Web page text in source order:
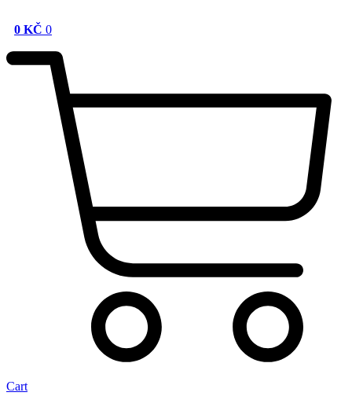
0 KČ 0
Cart